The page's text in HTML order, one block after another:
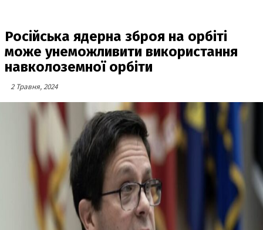
Російська ядерна зброя на орбіті
може унеможливити використання
навколоземної орбіти
2 Травня, 2024